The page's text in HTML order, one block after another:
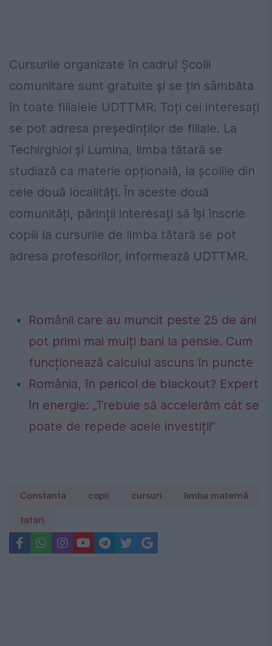
Cursurile organizate în cadrul Școlii
comunitare sunt gratuite și se țin sâmbăta
în toate filialele UDTTMR. Toți cei interesați
se pot adresa președinților de filiale. La
Techirghiol și Lumina, limba tătară se
studiază ca materie opțională, la școlile din
cele două localități. În aceste două
comunități, părinții interesați să își înscrie
copiii la cursurile de limba tătară se pot
adresa profesorilor, informează UDTTMR.
Românii care au muncit peste 25 de ani
pot primi mai mulți bani la pensie. Cum
funcționează calculul ascuns în puncte
România, în pericol de blackout? Expert
în energie: „Trebuie să accelerăm cât se
poate de repede acele investiții”
Constanta copii cursuri limba maternă
tatari